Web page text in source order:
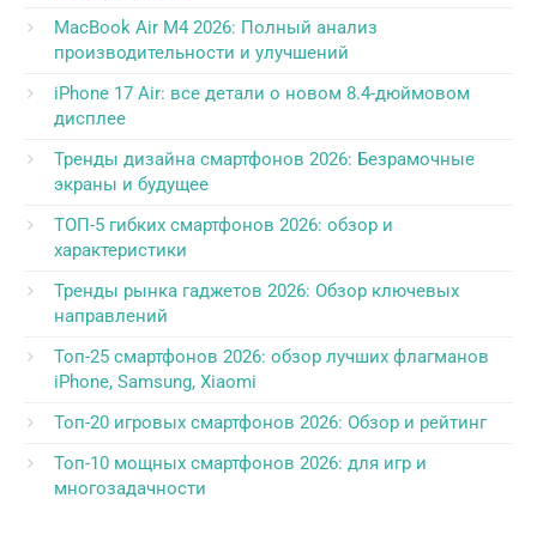
MacBook Air M4 2026: Полный анализ
производительности и улучшений
iPhone 17 Air: все детали о новом 8.4-дюймовом
дисплее
Тренды дизайна смартфонов 2026: Безрамочные
экраны и будущее
ТОП-5 гибких смартфонов 2026: обзор и
характеристики
Тренды рынка гаджетов 2026: Обзор ключевых
направлений
Топ-25 смартфонов 2026: обзор лучших флагманов
iPhone, Samsung, Xiaomi
Топ-20 игровых смартфонов 2026: Обзор и рейтинг
Топ-10 мощных смартфонов 2026: для игр и
многозадачности